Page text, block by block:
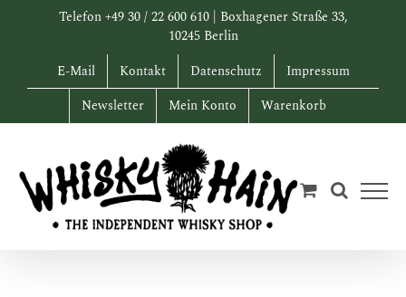
Telefon +49 30 / 22 600 610 | Boxhagener Straße 33,
10245 Berlin
E-Mail
Kontakt Datenschutz
Impressum
Newsletter
Mein Konto Warenkorb